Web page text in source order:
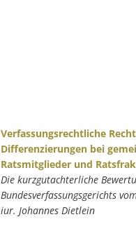
Verfassungsrechtliche
Differenzierungen bei
Ratsmitglieder und
Die kurzgutachterliche
Bundesverfassungsgerichts
iur. Johannes Dietlein